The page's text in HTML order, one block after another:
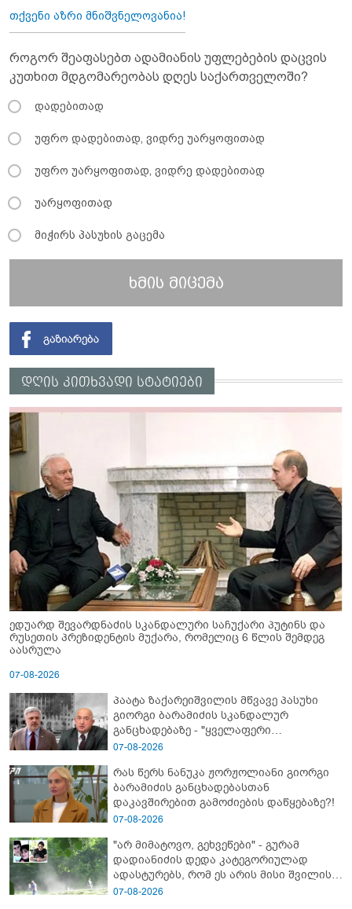
თქვენი აზრი მნიშვნელოვანია!
როგორ შეაფასებთ ადამიანის უფლებების დაცვის
კუთხით მდგომარეობას დღეს საქართველოში?
დადებითად
უფრო დადებითად, ვიდრე უარყოფითად
უფრო უარყოფითად, ვიდრე დადებითად
უარყოფითად
მიჭირს პასუხის გაცემა
ხმის მიცემა
დღის კითხვადი სტატიები
ედუარდ შევარდნაძის სკანდალური საჩუქარი პუტინს და
რუსეთის პრეზიდენტის მუქარა, რომელიც 6 წლის შემდეგ
აასრულა
07-08-2026
პაატა ზაქარეიშვილის მწვავე პასუხი
გიორგი ბარამიძის სკანდალურ
განცხადებაზე - "ყველაფერი
დეტალურად ვიცი... კამანში მოკლული
ბარამიძე კი ტყუის"
07-08-2026
რას წერს ნანუკა ჟორჟოლიანი გიორგი
ბარამიძის განცხადებასთან
დაკავშირებით გამოძიების დაწყებაზე?!
07-08-2026
"არ მიმატოვო, გეხვეწები" - გუ­რა­მ
დადიანიძის დედა კა­ტე­გო­რი­უ­ლად
ადას­ტუ­რებს, რომ ეს არის მისი შვი­ლის
ხმა
07-08-2026